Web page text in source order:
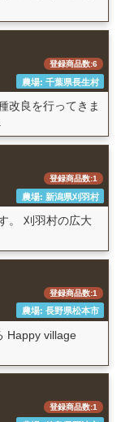
登録商品数:6
農場: 千葉県長生村
改良を行ってきま
登録商品数:1
農場: 新潟県刈羽村
。 刈羽村の広大
登録商品数:1
農場: 長野県松本市
Happy village
登録商品数:1